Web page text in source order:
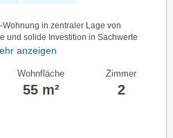
in zentraler Lage von
und solide Investition in Sachwerte
anzeigen
Wohnfläche
55 m²
Zimmer
2